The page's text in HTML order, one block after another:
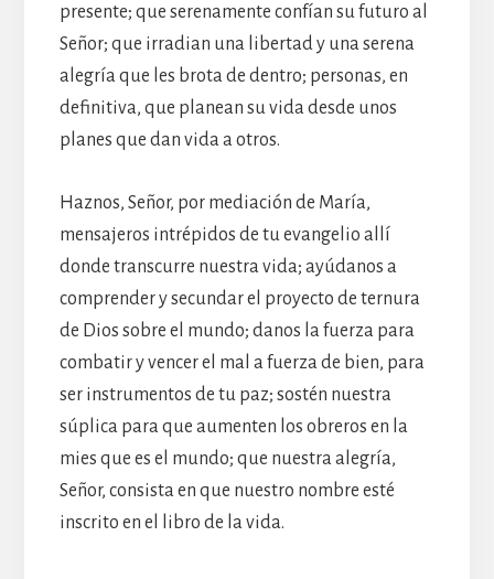
presente; que serenamente confían su futuro al
Señor; que irradian una libertad y una serena
alegría que les brota de dentro; personas, en
definitiva, que planean su vida desde unos
planes que dan vida a otros.
Haznos, Señor, por mediación de María,
mensajeros intrépidos de tu evangelio allí
donde transcurre nuestra vida; ayúdanos a
comprender y secundar el proyecto de ternura
de Dios sobre el mundo; danos la fuerza para
combatir y vencer el mal a fuerza de bien, para
ser instrumentos de tu paz; sostén nuestra
súplica para que aumenten los obreros en la
mies que es el mundo; que nuestra alegría,
Señor, consista en que nuestro nombre esté
inscrito en el libro de la vida.